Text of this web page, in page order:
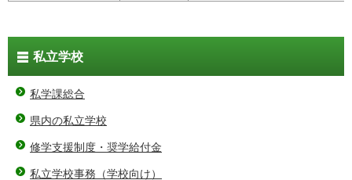
私立学校
私学課総合
県内の私立学校
修学支援制度・奨学給付金
私立学校事務（学校向け）